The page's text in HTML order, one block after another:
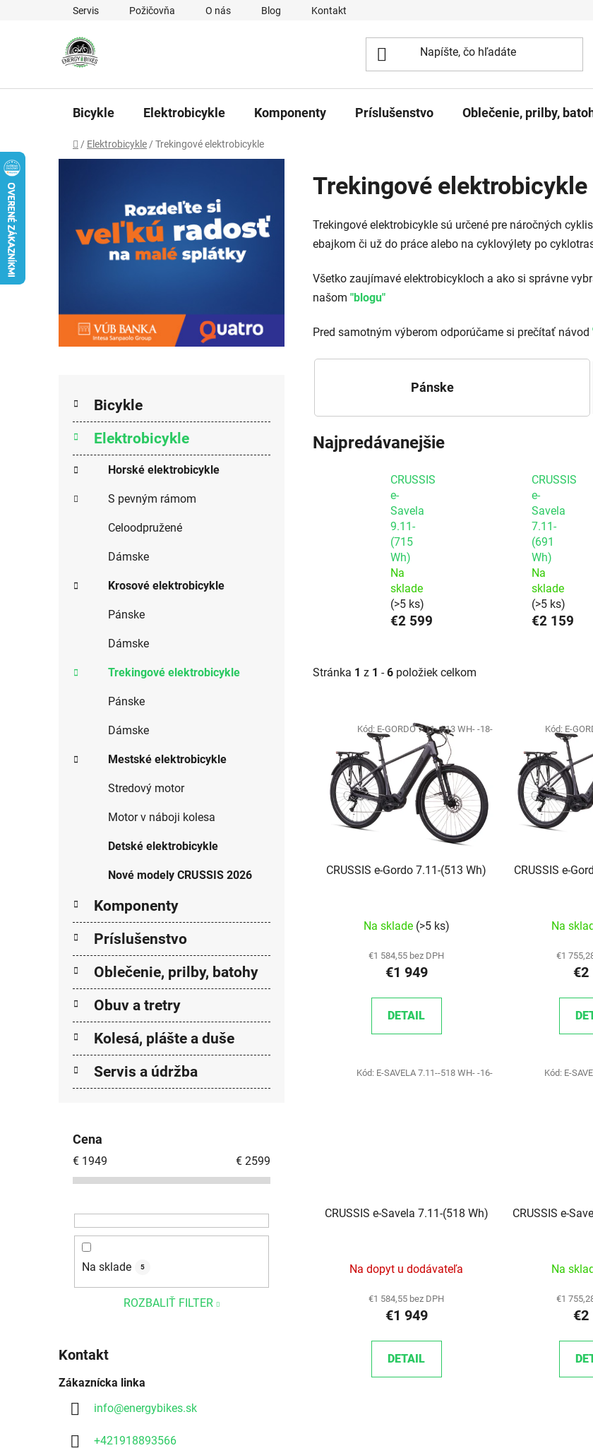
Prejsť na obsahServis Požičovňa O nás Blog Kontakt
Bicykle Elektrobicykle Komponenty Príslušenstvo Oblečenie, prilby,
Domov
/ Elektrobicykle / Trekingové elektrobicykle
Preskočiť kategórie
Kategórie
Bicykle
Elektrobicykle
Horské elektrobicykle
S pevným rámom
Celoodpružené
Dámske
Krosové elektrobicykle
Pánske
Dámske
Trekingové elektrobicykle
Pánske
Dámske
Mestské elektrobicykle
Stredový motor
Motor v náboji kolesa
Detské elektrobicykle
Nové modely CRUSSIS 2026
Komponenty
Príslušenstvo
Oblečenie, prilby, batohy
Obuv a tretry
Kolesá, plášte a duše
Servis a údržba
Cena
€ 1949 € 2599
Na sklade 5
ROZBALIŤ FILTER
Kontakt
Zákaznícka linka
info@energybikes.sk
+421918893566
Trekingové elektrobicykle
Trekingové elektrobicykle sú určené pre náročných
ebajkom či už do práce alebo na cyklovýlety po
Všetko zaujímavé elektrobicykloch a ako si správne
našom "blogu"
Pred samotným výberom odporúčame si prečítať návod
Pánske
Najpredávanejšie
CRUSSIS
e-
Savela
9.11-
(715
Wh)
Na
sklade
(>5 ks)
€2 599
CRUSSIS
e-
Savela
7.11-
(691
Wh)
Na
sklade
(>5 ks)
€2 159
Stránka 1 z 1 -6 položiek celkom
CRUSSIS e-Gordo 7.11-(513 Wh)
Na sklade (>5 ks)
€1 584,55 bez DPH
€1 949
DETAIL
Kód: E-GORDO 7.11--513 WH- -18-
CRUSSIS e-
Na
€1
€2
Kód: E-
CRUSSIS e-Savela 7.11-(518 Wh)
Na dopyt u dodávateľa
€1 584,55 bez DPH
€1 949
DETAIL
Kód: E-SAVELA 7.11--518 WH- -16-
CRUSSIS e-
Na
€1
€2
Kód: E-